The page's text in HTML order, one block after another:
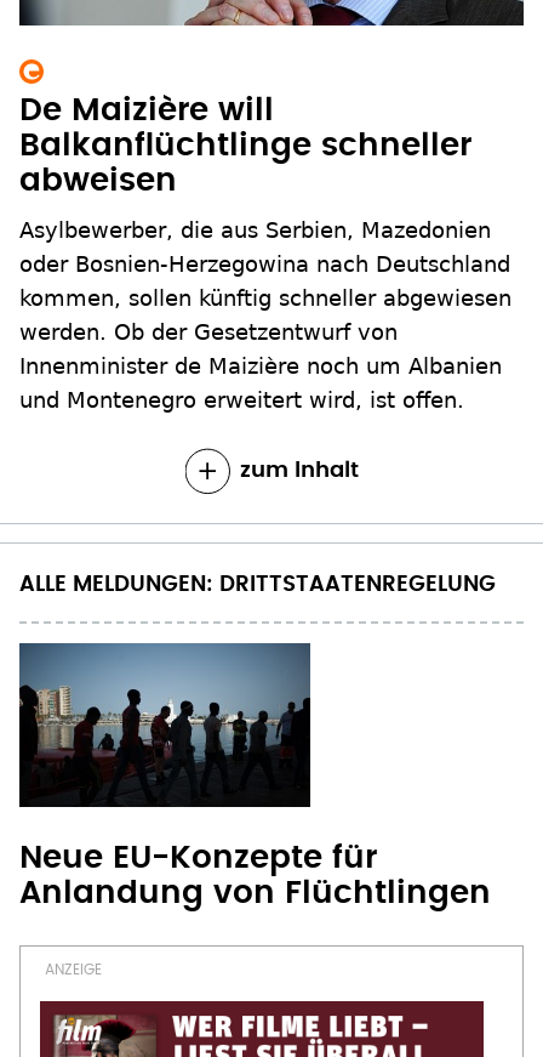
De Maizière will
Balkanflüchtlinge schneller
abweisen
Asylbewerber, die aus Serbien, Mazedonien
oder Bosnien-Herzegowina nach Deutschland
kommen, sollen künftig schneller abgewiesen
werden. Ob der Gesetzentwurf von
Innenminister de Maizière noch um Albanien
und Montenegro erweitert wird, ist offen.
zum Inhalt
ALLE MELDUNGEN: DRITTSTAATENREGELUNG
Neue EU-Konzepte für
Anlandung von Flüchtlingen